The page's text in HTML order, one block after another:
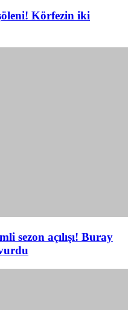
Körfezin iki
sezon açılışı! Buray